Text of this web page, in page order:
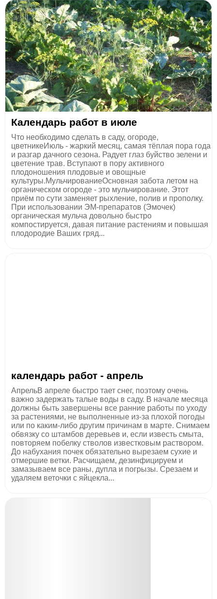
Календарь работ в июле
Что необходимо сделать в саду, огороде,
цветникеИюль - жаркий месяц, самая тёплая пора года
и разгар дачного сезона. Радует глаз буйство зелени и
цветение трав. Вступают в пору активного
плодоношения плодовые и овощные
культуры.МульчированиеОсновная забота летом на
органическом огороде - это мульчирование. Этот
приём по сути заменяет рыхление, полив и прополку.
При использовании ЭМ-препаратов (Эмочек)
органическая мульча довольно быстро
компостируется, давая питание растениям и повышая
плодородие Ваших гряд...
календарь работ - апрель
АпрельВ апреле быстро тает снег, поэтому очень
важно задержать талые воды в саду. В начале месяца
должны быть завершены все ранние работы по уходу
за растениями, не выполненные из-за плохой погоды
или по каким-либо другим причинам в марте. Снимаем
обвязку со штамбов деревьев и, если известь смыта,
повторяем побелку стволов известковым раствором.
До набухания почек обязательно вырезаем сухие и
отмершие ветки. Расчищаем, дезинфицируем и
замазываем все раны, дупла и погрызы. Срезаем и
удаляем веточки с яйцекла...